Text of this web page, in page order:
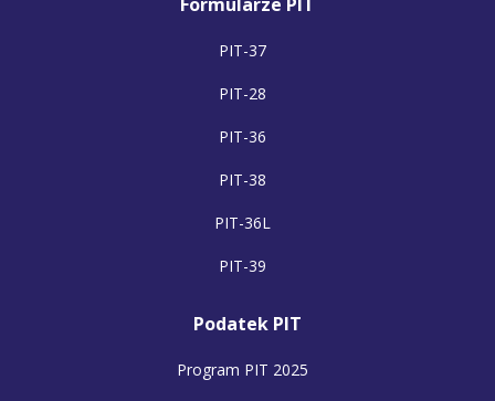
PIT-37
PIT-28
PIT-36
PIT-38
PIT-36L
PIT-39
Podatek PIT
Program PIT 2025